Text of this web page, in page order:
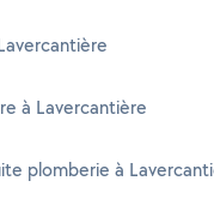
à Lavercantière
plomberie à